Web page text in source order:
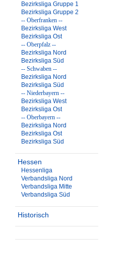
Bezirksliga Gruppe 1
Bezirksliga Gruppe 2
-- Oberfranken --
Bezirksliga West
Bezirksliga Ost
-- Oberpfalz --
Bezirksliga Nord
Bezirksliga Süd
-- Schwaben --
Bezirksliga Nord
Bezirksliga Süd
-- Niederbayern --
Bezirksliga West
Bezirksliga Ost
-- Oberbayern --
Bezirksliga Nord
Bezirksliga Ost
Bezirksliga Süd
Hessen
Hessenliga
Verbandsliga Nord
Verbandsliga Mitte
Verbandsliga Süd
Historisch